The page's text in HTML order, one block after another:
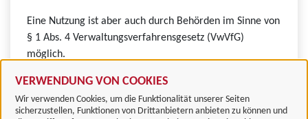
VERWENDUNG VON COOKIES
Wir verwenden Cookies, um die Funktionalität unserer Seiten
sicherzustellen, Funktionen von Drittanbietern anbieten zu können und
Eine Nutzung ist aber auch durch Behörden im Sinne von
§ 1 Abs. 4 Verwaltungsverfahrensgesetz (VwVfG)
möglich.